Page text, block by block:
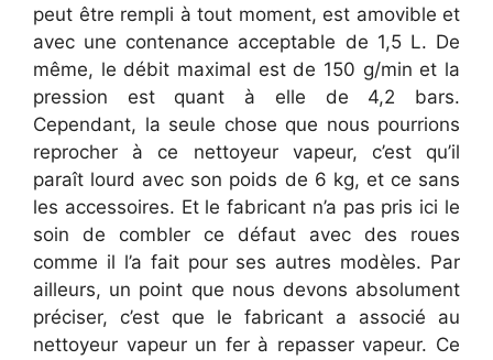
peut être rempli à tout moment, est amovible et
avec une contenance acceptable de 1,5 L. De
même, le débit maximal est de 150 g/min et la
pression est quant à elle de 4,2 bars.
Cependant, la seule chose que nous pourrions
reprocher à ce nettoyeur vapeur, c’est qu’il
paraît lourd avec son poids de 6 kg, et ce sans
les accessoires. Et le fabricant n’a pas pris ici le
soin de combler ce défaut avec des roues
comme il l’a fait pour ses autres modèles. Par
ailleurs, un point que nous devons absolument
préciser, c’est que le fabricant a associé au
nettoyeur vapeur un fer à repasser vapeur. Ce